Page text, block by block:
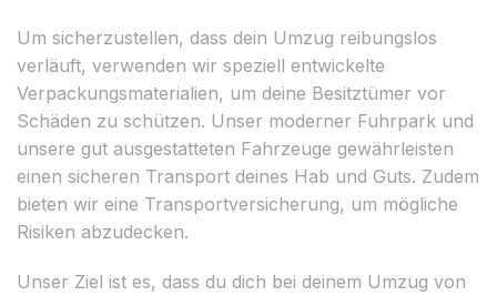
Um sicherzustellen, dass dein Umzug reibungslos
verläuft, verwenden wir speziell entwickelte
Verpackungsmaterialien, um deine Besitztümer vor
Schäden zu schützen. Unser moderner Fuhrpark und
unsere gut ausgestatteten Fahrzeuge gewährleisten
einen sicheren Transport deines Hab und Guts. Zudem
bieten wir eine Transportversicherung, um mögliche
Risiken abzudecken.
Unser Ziel ist es, dass du dich bei deinem Umzug von